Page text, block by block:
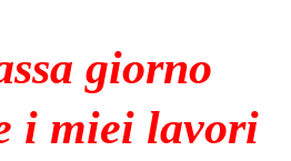
giorno
i miei lavori